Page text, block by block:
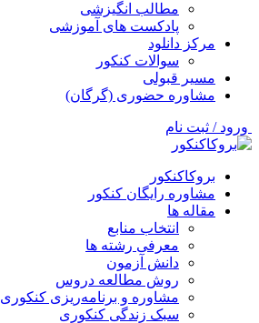
مطالب انگیزشی
پادکست های آموزشی
مرکز دانلود
سوالات کنکور
مسیر قبولی
مشاوره حضوری (گرگان)
ورود / ثبت نام
بروکاکنکور
مشاوره رایگان کنکور
مقاله ها
انتخاب منابع
معرفی رشته ها
دانش آزمون
روش مطالعه دروس
مشاوره و برنامه‌ریزی کنکوری
سبک زندگی کنکوری